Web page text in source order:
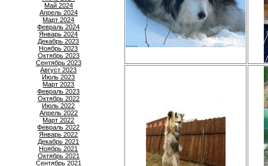
Май 2024
Апрель 2024
Март 2024
Февраль 2024
Январь 2024
Декабрь 2023
Ноябрь 2023
Октябрь 2023
Сентябрь 2023
Август 2023
Июль 2023
Март 2023
Февраль 2023
Октябрь 2022
Июль 2022
Апрель 2022
Март 2022
Февраль 2022
Январь 2022
Декабрь 2021
Ноябрь 2021
Октябрь 2021
Сентябрь 2021